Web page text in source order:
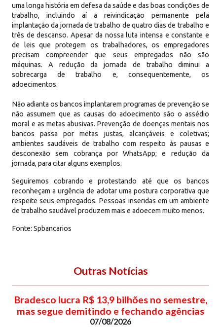
uma longa história em defesa da saúde e das boas condições de
trabalho, incluindo aí a reivindicação permanente pela
implantação da jornada de trabalho de quatro dias de trabalho e
três de descanso. Apesar da nossa luta intensa e constante e
de leis que protegem os trabalhadores, os empregadores
precisam compreender que seus empregados não são
máquinas. A redução da jornada de trabalho diminui a
sobrecarga de trabalho e, consequentemente, os
adoecimentos.
Não adianta os bancos implantarem programas de prevenção se
não assumem que as causas do adoecimento são o assédio
moral e as metas abusivas. Prevenção de doenças mentais nos
bancos passa por metas justas, alcançáveis e coletivas;
ambientes saudáveis de trabalho com respeito às pausas e
desconexão sem cobrança por WhatsApp; e redução da
jornada, para citar alguns exemplos.
Seguiremos cobrando e protestando até que os bancos
reconheçam a urgência de adotar uma postura corporativa que
respeite seus empregados. Pessoas inseridas em um ambiente
de trabalho saudável produzem mais e adoecem muito menos.
Fonte: Spbancarios
Outras Notícias
Bradesco lucra R$ 13,9 bilhões no semestre,
mas segue demitindo e fechando agências
07/08/2026